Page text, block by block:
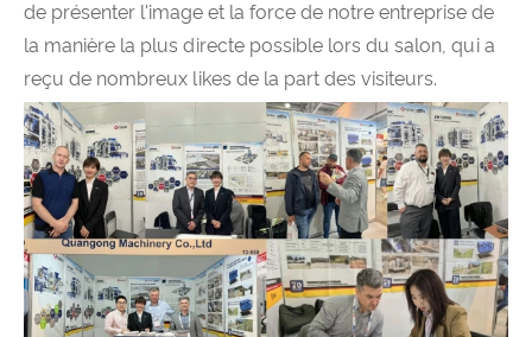
de présenter l'image et la force de notre entreprise de
la manière la plus directe possible lors du salon, qui a
reçu de nombreux likes de la part des visiteurs.